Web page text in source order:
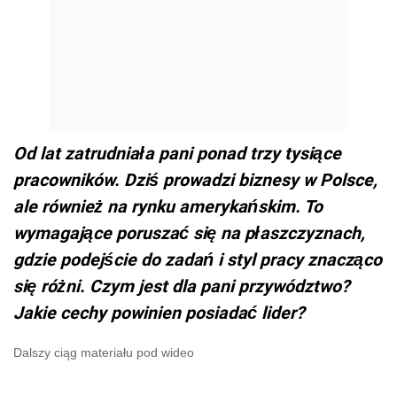
Od lat zatrudniała pani ponad trzy tysiące
pracowników. Dziś prowadzi biznesy w Polsce,
ale również na rynku amerykańskim. To
wymagające poruszać się na płaszczyznach,
gdzie podejście do zadań i styl pracy znacząco
się różni. Czym jest dla pani przywództwo?
Jakie cechy powinien posiadać lider?
Dalszy ciąg materiału pod wideo